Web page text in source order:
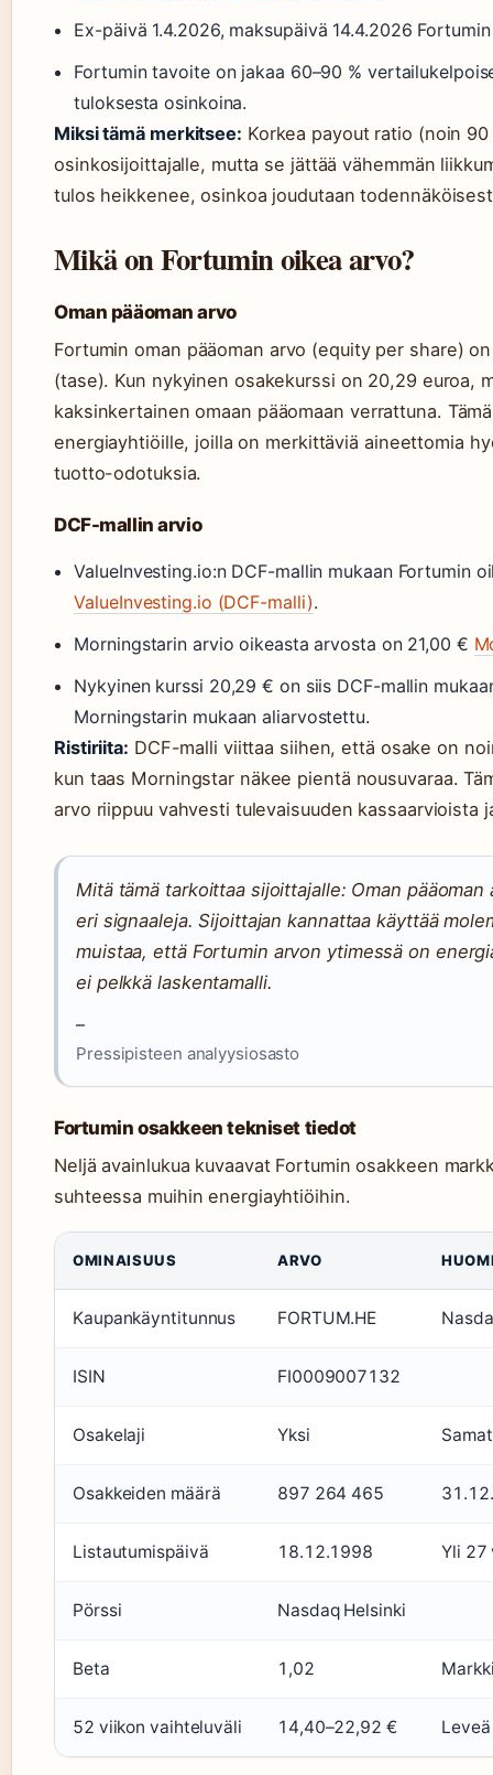
Ex-päivä 1.4.2026, maksupäivä 14.4.2026
Fortumin tavoite on jakaa 60–90 %
tuloksesta osinkoina.
Miksi tämä merkitsee: Korkea payout ratio (noin
osinkosijoittajalle, mutta se jättää vähemmän
tulos heikkenee, osinkoa joudutaan
Mikä on Fortumin oikea arvo?
Oman pääoman arvo
Fortumin oman pääoman arvo (equity per share)
(tase). Kun nykyinen osakekurssi on 20,29 euroa,
kaksinkertainen omaan pääomaan verrattuna.
energiayhtiöille, joilla on merkittäviä aineettomia
tuotto-odotuksia.
DCF-mallin arvio
ValueInvesting.io:n DCF-mallin mukaan Fortumin
ValueInvesting.io (DCF-malli).
Morningstarin arvio oikeasta arvosta on 21,00 €
Nykyinen kurssi 20,29 € on siis DCF-mallin
Morningstarin mukaan aliarvostettu.
Ristiriita: DCF-malli viittaa siihen, että osake on
kun taas Morningstar näkee pientä nousuvaraa.
arvo riippuu vahvesti tulevaisuuden kassaarvioista
Mitä tämä tarkoittaa sijoittajalle: Oman pääoman
eri signaaleja. Sijoittajan kannattaa käyttää
muistaa, että Fortumin arvon ytimessä on
ei pelkkä laskentamalli.
–
Pressipisteen analyysiosasto
Fortumin osakkeen tekniset tiedot
Neljä avainlukua kuvaavat Fortumin osakkeen
suhteessa muihin energiayhtiöihin.
OMINAISUUS ARVO
Kaupankäyntitunnus FORTUM.HE
ISIN FI0009007132
Osakelaji Yksi
Osakkeiden määrä 897 264 465
Listautumispäivä 18.12.1998 Yli 27
Pörssi Nasdaq Helsinki
Beta 1,02
52 viikon vaihteluväli 14,40–22,92 €